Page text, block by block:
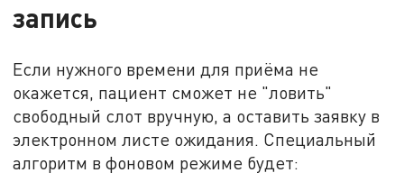
запись
Если нужного времени для приёма не
окажется, пациент сможет не "ловить"
свободный слот вручную, а оставить заявку в
электронном листе ожидания. Специальный
алгоритм в фоновом режиме будет: